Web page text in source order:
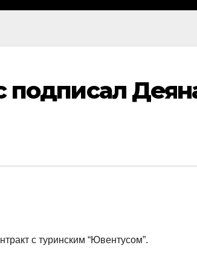
с туринским “Ювентусом”.